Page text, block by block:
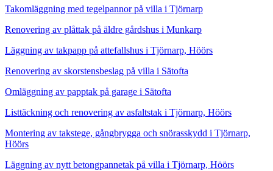
Takomläggning med tegelpannor på villa i Tjörnarp
Renovering av plåttak på äldre gårdshus i Munkarp
Läggning av takpapp på attefallshus i Tjörnarp, Höörs
Renovering av skorstensbeslag på villa i Sätofta
Omläggning av papptak på garage i Sätofta
Listtäckning och renovering av asfaltstak i Tjörnarp, Höörs
Montering av takstege, gångbrygga och snörasskydd i Tjörnarp,
Höörs
Läggning av nytt betongpannetak på villa i Tjörnarp, Höörs